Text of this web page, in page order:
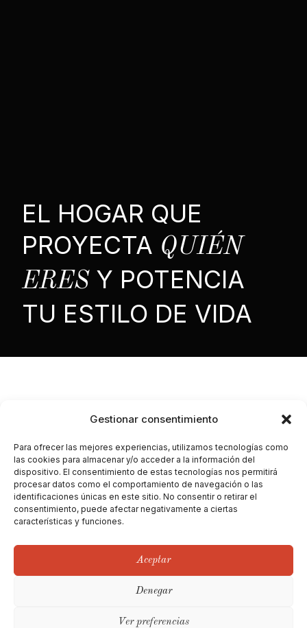
Gestionar consentimiento
Para ofrecer las mejores experiencias, utilizamos tecnologías como
las cookies para almacenar y/o acceder a la información del
dispositivo. El consentimiento de estas tecnologías nos permitirá
procesar datos como el comportamiento de navegación o las
identificaciones únicas en este sitio. No consentir o retirar el
consentimiento, puede afectar negativamente a ciertas
características y funciones.
Aceptar
Denegar
Ver preferencias
EL HOGAR QUE
PROYECTA QUIÉN
ERES Y POTENCIA
TU ESTILO DE VIDA
UN REFUGIO
PARA VIVIR EN
EQUILIBRIO
TU CASA PERFECTA.
La metodología exclusiva de diseño y ejecución que
transforma tu vivienda en un espacio coherente e
integrado, mediante una estrategia de rediseño,
reforma y decoración creada específicamente para tu
forma de vivir.